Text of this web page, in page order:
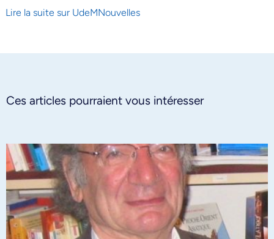
Lire la suite sur UdeMNouvelles
Ces articles pourraient vous intéresser